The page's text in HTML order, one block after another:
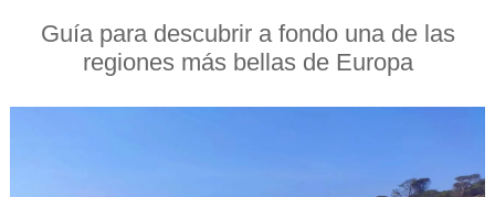
Guía para descubrir a fondo una de las
regiones más bellas de Europa